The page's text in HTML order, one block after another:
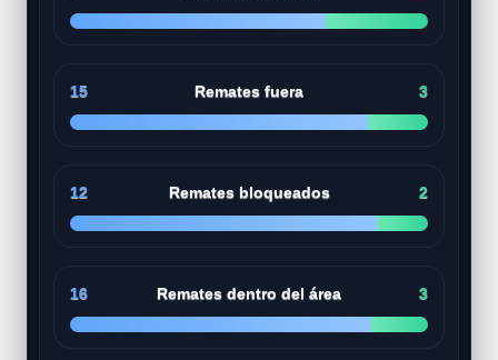
15 Remates fuera 3
12 Remates bloqueados 2
16 Remates dentro del área 3